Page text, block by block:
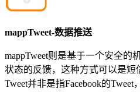
mappTweet-数据推送
mappTweet则是基于一个安全的
状态的反馈，这种方式可以是短
Tweet并非是指Facebook的